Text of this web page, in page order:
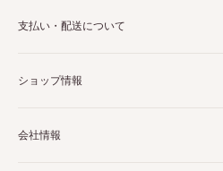
カテゴリから探す
返金ポリシー
支払い・配送について
お支払いについて
よくある質問
ショップ情報
利用規約
会社情報